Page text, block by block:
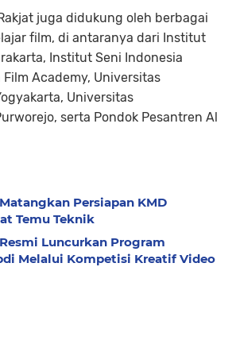
juga didukung oleh berbagai
film, di antaranya dari Institut
Institut Seni Indonesia
Academy, Universitas
Universitas
serta Pondok Pesantren Al
Persiapan KMD
Temu Teknik
Luncurkan Program
Melalui Kompetisi Kreatif Video